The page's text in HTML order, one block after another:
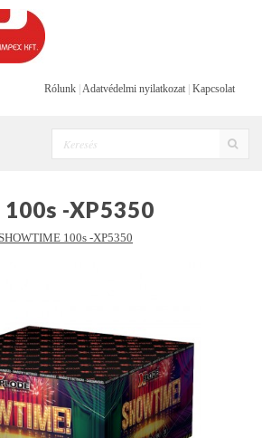
Rólunk Adatvédelmi nyilatkozat Kapcsolat
-XP5350
SHOWTIME 100s -XP5350